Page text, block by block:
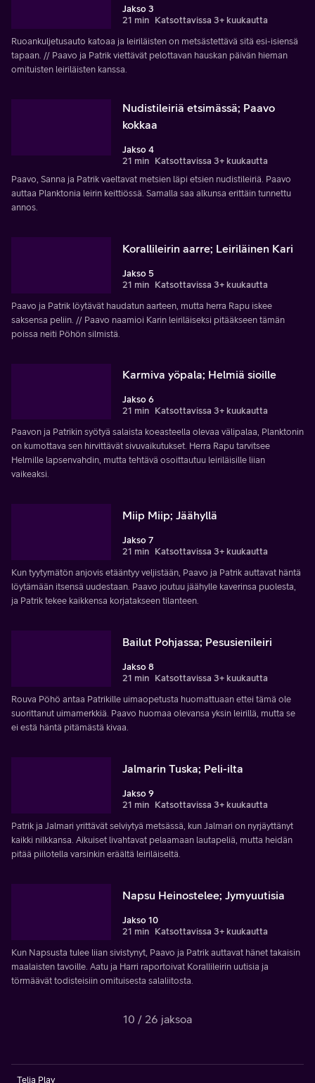
Jakso 3
21 min Katsottavissa 3+ kuukautta
Ruoankuljetusauto katoaa ja leiriläisten on metsästettävä sitä esi-isiensä
tapaan. // Paavo ja Patrik viettävät pelottavan hauskan päivän hieman
omituisten leiriläisten kanssa.
Nudistileiriä etsimässä; Paavo
kokkaa
Jakso 4
21 min Katsottavissa 3+ kuukautta
Paavo, Sanna ja Patrik vaeltavat metsien läpi etsien nudistileiriä. Paavo
auttaa Planktonia leirin keittiössä. Samalla saa alkunsa erittäin tunnettu
annos.
Korallileirin aarre; Leiriläinen Kari
Jakso 5
21 min Katsottavissa 3+ kuukautta
Paavo ja Patrik löytävät haudatun aarteen, mutta herra Rapu iskee
saksensa peliin. // Paavo naamioi Karin leiriläiseksi pitääkseen tämän
poissa neiti Pöhön silmistä.
Karmiva yöpala; Helmiä sioille
Jakso 6
21 min Katsottavissa 3+ kuukautta
Paavon ja Patrikin syötyä salaista koeasteella olevaa välipalaa, Planktonin
on kumottava sen hirvittävät sivuvaikutukset. Herra Rapu tarvitsee
Helmille lapsenvahdin, mutta tehtävä osoittautuu leiriläisille liian
vaikeaksi.
Miip Miip; Jäähyllä
Jakso 7
21 min Katsottavissa 3+ kuukautta
Kun tyytymätön anjovis etääntyy veljistään, Paavo ja Patrik auttavat häntä
löytämään itsensä uudestaan. Paavo joutuu jäähylle kaverinsa puolesta,
ja Patrik tekee kaikkensa korjatakseen tilanteen.
Bailut Pohjassa; Pesusienileiri
Jakso 8
21 min Katsottavissa 3+ kuukautta
Rouva Pöhö antaa Patrikille uimaopetusta huomattuaan ettei tämä ole
suorittanut uimamerkkiä. Paavo huomaa olevansa yksin leirillä, mutta se
ei estä häntä pitämästä kivaa.
Jalmarin Tuska; Peli-ilta
Jakso 9
21 min Katsottavissa 3+ kuukautta
Patrik ja Jalmari yrittävät selviytyä metsässä, kun Jalmari on nyrjäyttänyt
kaikki nilkkansa. Aikuiset livahtavat pelaamaan lautapeliä, mutta heidän
pitää piilotella varsinkin eräältä leiriläiseltä.
Napsu Heinostelee; Jymyuutisia
Jakso 10
21 min Katsottavissa 3+ kuukautta
Kun Napsusta tulee liian sivistynyt, Paavo ja Patrik auttavat hänet takaisin
maalaisten tavoille. Aatu ja Harri raportoivat Korallileirin uutisia ja
törmäävät todisteisiin omituisesta salaliitosta.
10 / 26 jaksoa
Telia Play